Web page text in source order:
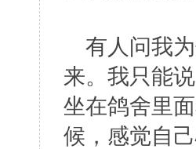
有人问我为
来。我只能
坐在鸽舍里
候，感觉自